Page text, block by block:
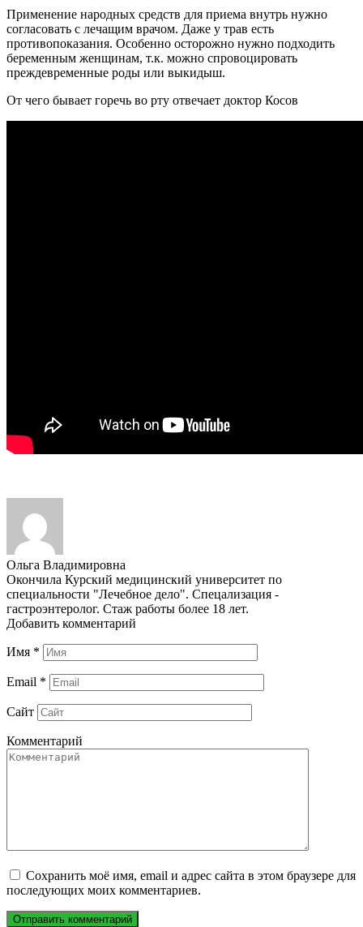
Применение народных средств для приема внутрь нужно
согласовать с лечащим врачом. Даже у трав есть
противопоказания. Особенно осторожно нужно подходить
беременным женщинам, т.к. можно спровоцировать
преждевременные роды или выкидыш.
От чего бывает горечь во рту отвечает доктор Косов
Ольга Владимировна
Окончила Курский медицинский университет по
специальности "Лечебное дело". Спецализация -
гастроэнтеролог. Стаж работы более 18 лет.
Добавить комментарий
Имя *
Email *
Сайт
Комментарий
Сохранить моё имя, email и адрес сайта в этом браузере для
последующих моих комментариев.